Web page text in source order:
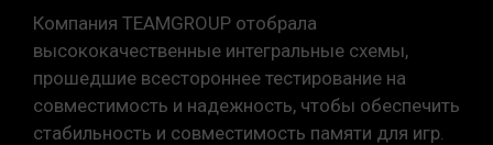
Компания TEAMGROUP отобрала
высококачественные интегральные схемы,
прошедшие всестороннее тестирование на
совместимость и надежность, чтобы обеспечить
стабильность и совместимость памяти для игр.